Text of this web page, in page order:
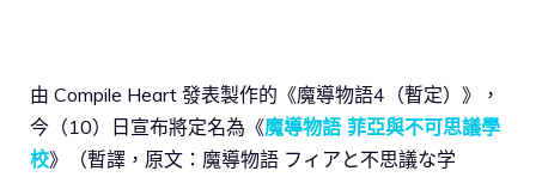
由 Compile Heart 發表製作的《魔導物語4（暫定）》，
今（10）日宣布將定名為《魔導物語 菲亞與不可思議學
校》（暫譯，原文：魔導物語 フィアと不思議な学